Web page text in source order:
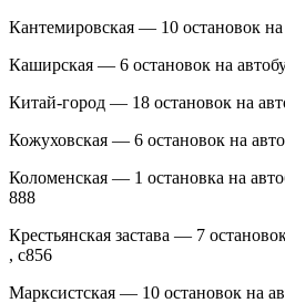
Кантемировская — 10 остановок
Каширская — 6 остановок на
Китай-город — 18 остановок на
Кожуховская — 6 остановок на
Коломенская — 1 остановка на
888
Крестьянская застава — 7
, с856
Марксистская — 10 остановок на